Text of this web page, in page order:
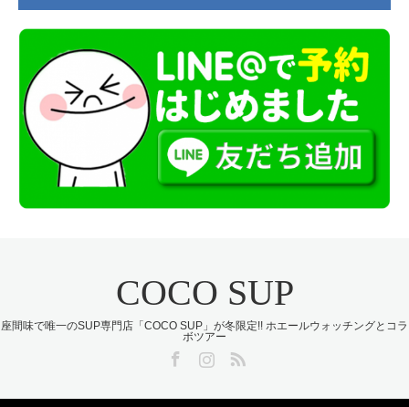
COCO SUP
座間味で唯一のSUP専門店「COCO SUP」が冬限定!! ホエールウォッチングとコラ
ボツアー